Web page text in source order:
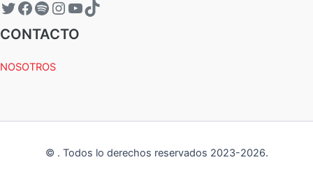
CONTACTO
NOSOTROS
© . Todos lo derechos reservados 2023-2026.